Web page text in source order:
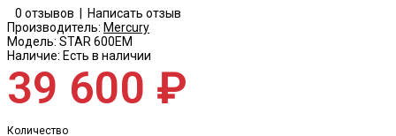
0 отзывов
Написать отзыв
Производитель: Mercury
Модель: STAR 600EM
Наличие: Есть в наличии
39 600 ₽
Количество